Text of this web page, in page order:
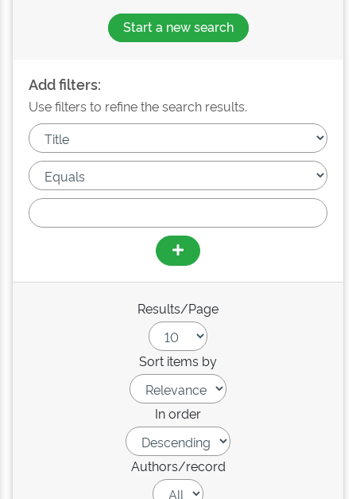
Start a new search
Add filters:
Use filters to refine the search results.
Results/Page
Sort items by
In order
Authors/record